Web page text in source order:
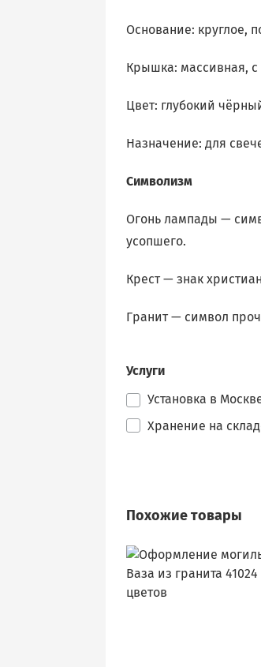
Основание: круглое,
Крышка: массивная, с
Цвет: глубокий
Назначение: для
Символизм
Огонь лампады —
усопшего.
Крест — знак
Гранит — символ
Услуги
Установка в
Хранение на
Похожие товары